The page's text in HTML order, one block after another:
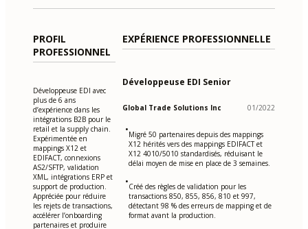
PROFIL
PROFESSIONNEL
Développeuse EDI avec
plus de 6 ans
d’expérience dans les
intégrations B2B pour le
retail et la supply chain.
Expérimentée en
mappings X12 et
EDIFACT, connexions
AS2/SFTP, validation
XML, intégrations ERP et
support de production.
Appréciée pour réduire
les rejets de transactions,
accélérer l’onboarding
partenaires et produire
EXPÉRIENCE PROFESSIONNELLE
Développeuse EDI Senior
Global Trade Solutions Inc 01/2022
•Migré 50 partenaires depuis des mappings
X12 hérités vers des mappings EDIFACT et
X12 4010/5010 standardisés, réduisant le
délai moyen de mise en place de 3 semaines.
•Créé des règles de validation pour les
transactions 850, 855, 856, 810 et 997,
détectant 98 % des erreurs de mapping et de
format avant la production.